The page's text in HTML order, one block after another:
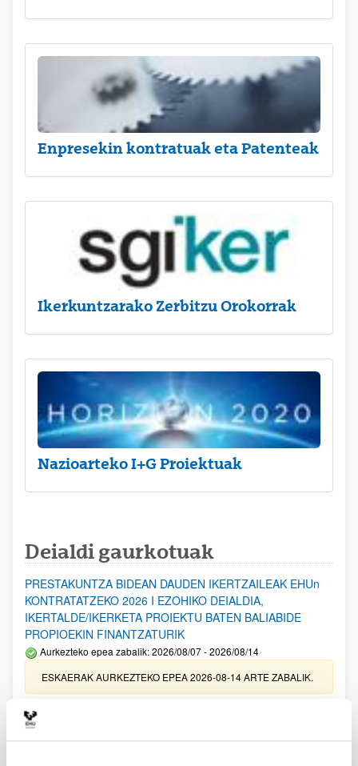
Enpresekin kontratuak eta Patenteak
Ikerkuntzarako Zerbitzu Orokorrak
Nazioarteko I+G Proiektuak
Deialdi gaurkotuak
PRESTAKUNTZA BIDEAN DAUDEN IKERTZAILEAK EHUn
KONTRATATZEKO 2026 I EZOHIKO DEIALDIA,
IKERTALDE/IKERKETA PROIEKTU BATEN BALIABIDE
PROPIOEKIN FINANTZATURIK
Aurkezteko epea zabalik: 2026/08/07 - 2026/08/14
ESKAERAK AURKEZTEKO EPEA 2026-08-14 ARTE ZABALIK.
UPV/EHUn Azpiegitura Zientifikoa eta Funts Bibliografikoak
erosi eta berritzeko laguntzak 2026